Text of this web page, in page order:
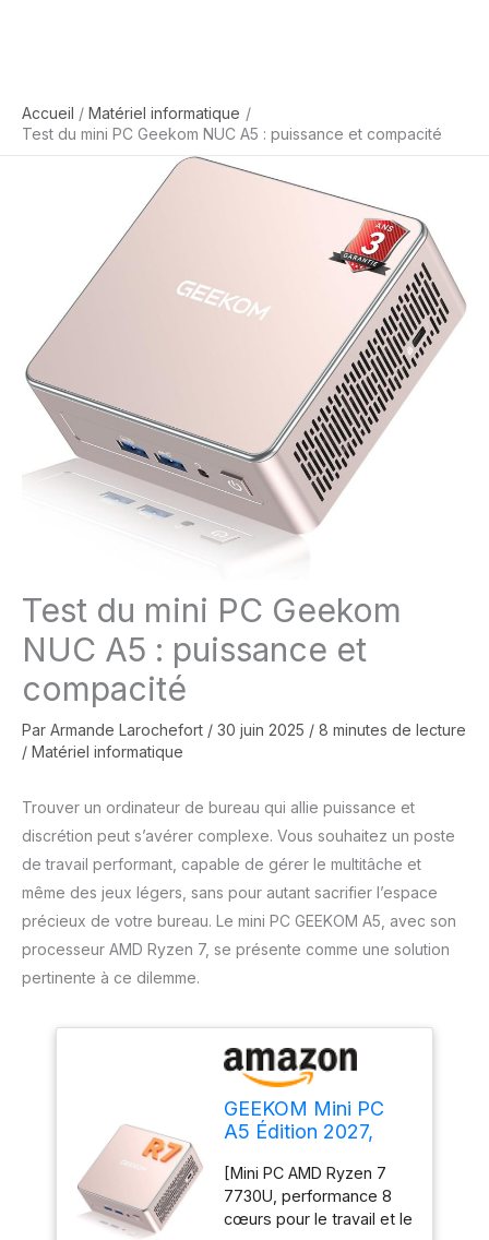
Accueil
Matériel informatique
Test du mini PC Geekom NUC A5 : puissance et compacité
Test du mini PC Geekom
NUC A5 : puissance et
compacité
Par Armande Larochefort / 30 juin 2025 / 8 minutes de lecture
/ Matériel informatique
Trouver un ordinateur de bureau qui allie puissance et
discrétion peut s’avérer complexe. Vous souhaitez un poste
de travail performant, capable de gérer le multitâche et
même des jeux légers, sans pour autant sacrifier l’espace
précieux de votre bureau. Le mini PC GEEKOM A5, avec son
processeur AMD Ryzen 7, se présente comme une solution
pertinente à ce dilemme.
GEEKOM Mini PC
A5 Édition 2027,
Go DDR4 RAM, 512
Go SSD
[Mini PC AMD Ryzen 7
7730U, performance 8
cœurs pour le travail et le